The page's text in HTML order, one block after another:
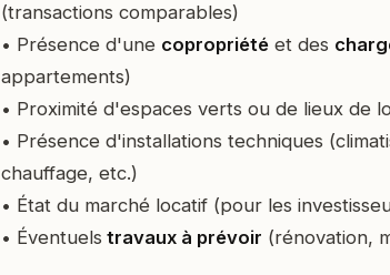
(transactions comparables)
• Présence d'une copropriété et des
appartements)
• Proximité d'espaces verts ou de lieux de
• Présence d'installations techniques
chauffage, etc.)
• État du marché locatif (pour les
• Éventuels travaux à prévoir (rénovation,